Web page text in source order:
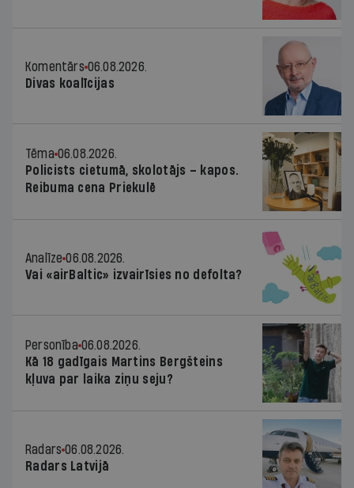
Komentārs 06.08.2026.
Divas koalīcijas
Tēma 06.08.2026.
Policists cietumā, skolotājs – kapos.
Reibuma cena Priekulē
Analīze 06.08.2026.
Vai «airBaltic» izvairīsies no defolta?
Personība 06.08.2026.
Kā 18 gadīgais Martins Bergšteins
kļuva par laika ziņu seju?
Radars 06.08.2026.
Radars Latvijā